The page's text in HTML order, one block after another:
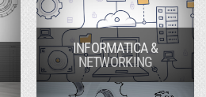
INFORMATICA &
NETWORKING